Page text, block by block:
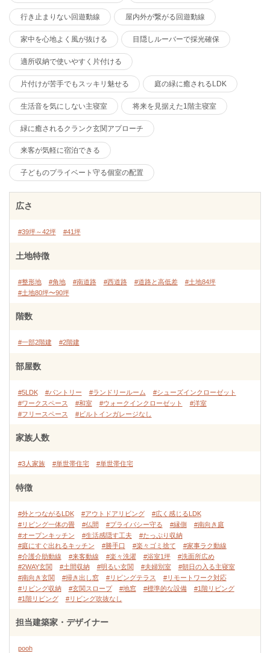
行き止まりない回遊動線 屋内外が繋がる回遊動線
家中を心地よく風が抜ける 目隠しルーバーで採光確保
適所収納で使いやすく片付ける
片付けが苦手でもスッキリ魅せる 庭の緑に癒されるLDK
生活音を気にしない主寝室 将来を見据えた1階主寝室
緑に癒されるクランク玄関アプローチ
来客が気軽に宿泊できる
子どものプライベート守る個室の配置
広さ
#39坪～42坪 #41坪
土地特徴
#整形地 #角地 #南道路 #西道路 #道路と高低差
#土地84坪
#土地80坪〜90坪
階数
#一部2階建 #2階建
部屋数
#5LDK #パントリー #ランドリールーム
#シューズインクローゼット
#ワークスペース
#和室 #ウォークインクローゼット
#洋室
#フリースペース
#ビルトインガレージなし
家族人数
#3人家族 #単世帯住宅 #単世帯住宅
特徴
#外とつながるLDK #アウトドアリビング
#広く感じるLDK
#リビング一体の畳
#仏間 #プライバシー守る #縁側
#南向き庭
#オープンキッチン
#生活感隠す工夫
#たっぷり収納
#庭にすぐ出れるキッチン
#勝手口 #楽々ゴミ捨て
#家事ラク動線
#介護介助動線
#来客動線 #楽々洗濯 #浴室1坪
#洗面所広め
#2WAY玄関
#土間収納 #明るい玄関 #夫婦別室
#朝日の入る主寝室
#南向き玄関
#掃き出し窓 #リビングテラス
#リモートワーク対応
#リビング収納
#玄関スロープ #地窓 #標準的な設備
#1階リビング
#1階リビング
#リビング吹抜なし
担当建築家・デザイナー
pooh